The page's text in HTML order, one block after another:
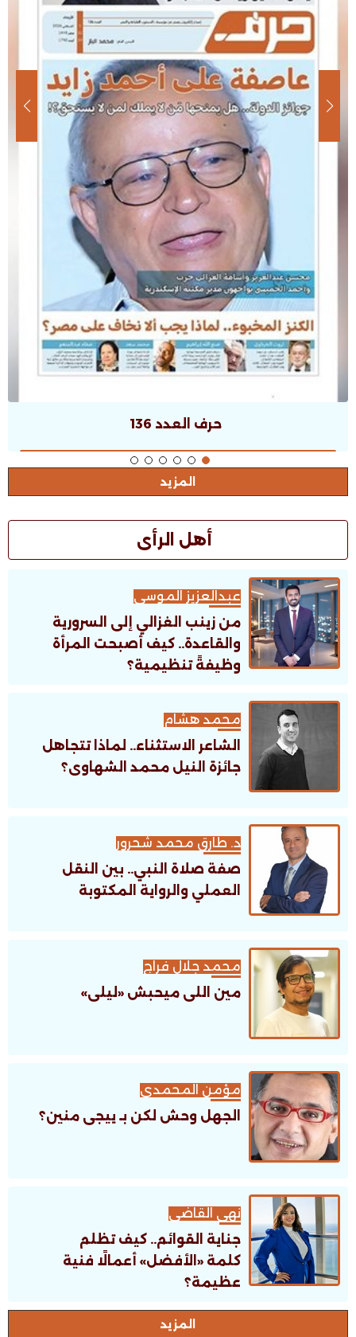
حرف العدد 135
المزيد
أهل الرأى
عبدالعزيز الموسى
من زينب الغزالي إلى السرورية
والقاعدة.. كيف أصبحت المرأة
وظيفةً تنظيمية؟
محمد هشام
الشاعر الاستثناء.. لماذا تتجاهل
جائزة النيل محمد الشهاوى؟
د. طارق محمد شحرور
صفة صلاة النبي.. بين النقل
العملي والرواية المكتوبة
محمد جلال فراج
مين اللى ميحبش «ليلى»
مؤمن المحمدى
الجهل وحش لكن بـ ييجى منين؟
نهى القاضى
جناية القوائم.. كيف تظلم
كلمة «الأفضل» أعمالًا فنية
عظيمة؟
اﻟﻤﺰﻳﺪ